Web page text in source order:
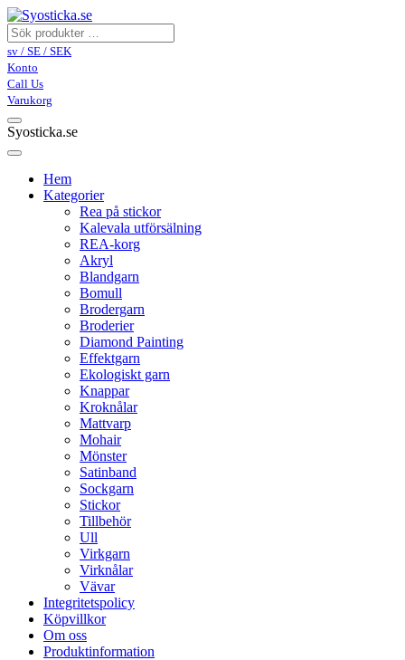
sv / SE / SEK
Konto
Call Us
Varukorg
Syosticka.se
Hem
Kategorier
Rea på stickor
Kalevala utförsälning
REA-korg
Akryl
Blandgarn
Bomull
Brodergarn
Broderier
Diamond Painting
Effektgarn
Ekologiskt garn
Knappar
Kroknålar
Mattvarp
Mohair
Mönster
Satinband
Sockgarn
Stickor
Tillbehör
Ull
Virkgarn
Virknålar
Vävar
Integritetspolicy
Köpvillkor
Om oss
Produktinformation